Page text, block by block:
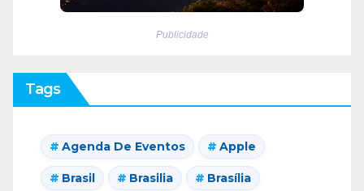
Publicidade
Tags
Agenda De Eventos Apple
Brasil Brasilia Brasília